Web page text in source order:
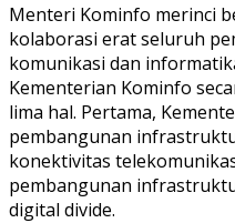
Menteri Kominfo merinci
kolaborasi erat seluruh
komunikasi dan
Kementerian Kominfo
lima hal. Pertama,
pembangunan
konektivitas
pembangunan
digital divide.